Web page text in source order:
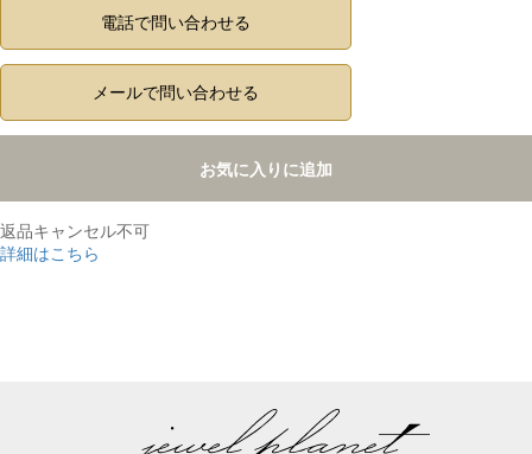
電話で問い合わせる
メールで問い合わせる
お気に入りに追加
返品キャンセル不可
詳細はこちら